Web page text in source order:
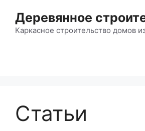
содержимому
Деревянное
Каркасное строительство домов
Статьи